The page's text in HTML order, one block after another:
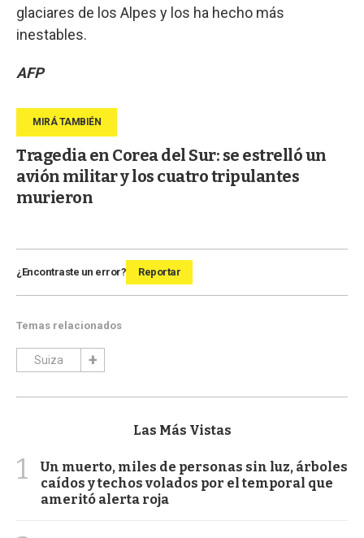
glaciares de los Alpes y los ha hecho más
inestables.
AFP
Tragedia en Corea del Sur: se estrelló un
avión militar y los cuatro tripulantes
murieron
¿Encontraste un error? Reportar
Temas relacionados
Suiza
Las Más Vistas
1
Un muerto, miles de personas sin luz, árboles
caídos y techos volados por el temporal que
ameritó alerta roja